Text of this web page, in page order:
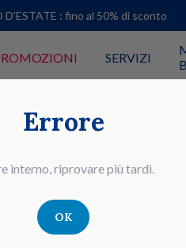
OMOGENEIZZATO
Errore
interno, riprovare più tardi.
OK
D'ESTATE : fino al 50% di sconto
SERVIZI